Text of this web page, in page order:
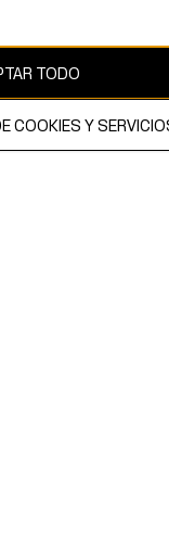
por copyright y es
TODO
COOKIES Y